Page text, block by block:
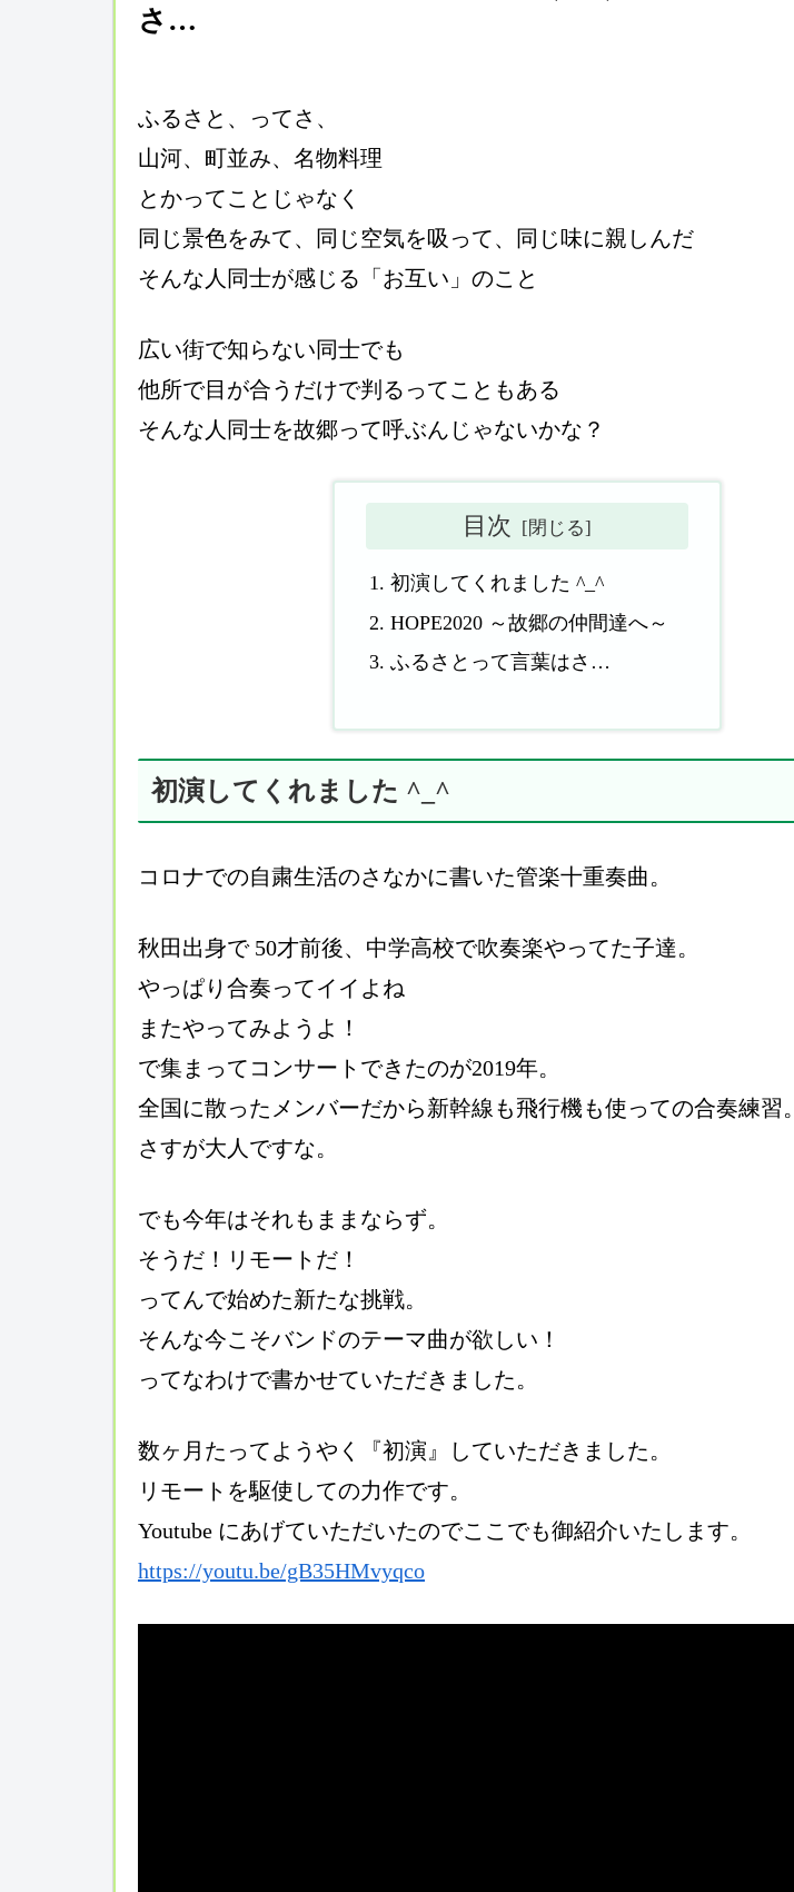
さ…
ふるさと、ってさ、
山河、町並み、名物料理
とかってことじゃなく
同じ景色をみて、同じ空気を吸って、同じ味に親しんだ
そんな人同士が感じる「お互い」のこと
広い街で知らない同士でも
他所で目が合うだけで判るってこともある
そんな人同士を故郷って呼ぶんじゃないかな？
目次
初演してくれました ^_^
HOPE2020 ～故郷の仲間達へ～
ふるさとって言葉はさ…
初演してくれました ^_^
コロナでの自粛生活のさなかに書いた管楽十重奏曲。
秋田出身で 50才前後、中学高校で吹奏楽やってた子達。
やっぱり合奏ってイイよね
またやってみようよ！
で集まってコンサートできたのが2019年。
全国に散ったメンバーだから新幹線も飛行機も使っての合奏練習。
さすが大人ですな。
でも今年はそれもままならず。
そうだ！リモートだ！
ってんで始めた新たな挑戦。
そんな今こそバンドのテーマ曲が欲しい！
ってなわけで書かせていただきました。
数ヶ月たってようやく『初演』していただきました。
リモートを駆使しての力作です。
Youtube にあげていただいたのでここでも御紹介いたします。
https://youtu.be/gB35HMvyqco